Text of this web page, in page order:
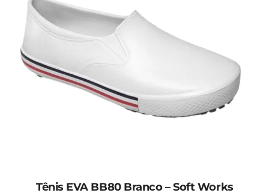
Tênis EVA BB80 Branco – Soft Works